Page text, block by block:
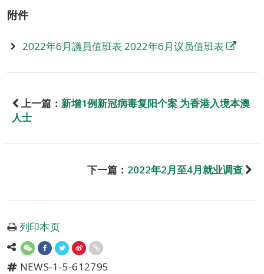
附件
2022年6月議員值班表 2022年6月议员值班表
上一篇： 新增1例新冠病毒复阳个案 为香港入境本澳
人士
下一篇： 2022年2月至4月就业调查
列印本页
NEWS-1-5-612795